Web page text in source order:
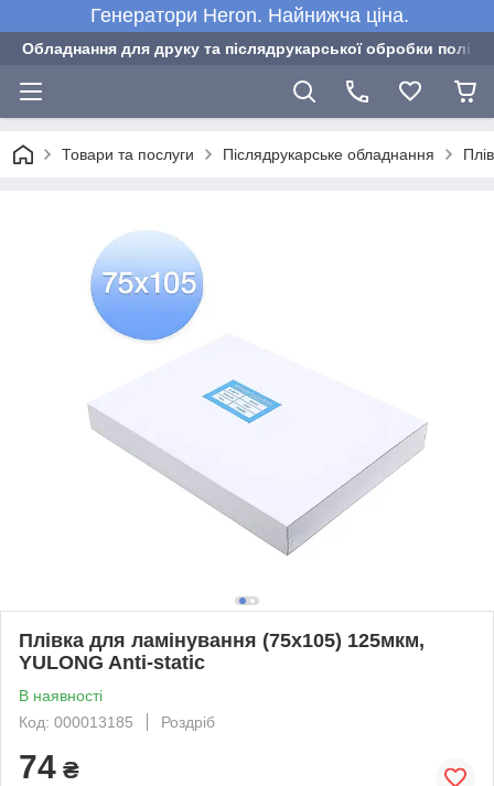
Генератори Heron. Найнижча ціна.
Обладнання для друку та післядрукарської обробки
Товари та послуги Післядрукарське обладнання
Плівка для ламінування (75x105) 125мкм,
YULONG Anti-static
В наявності
Код: 000013185
Роздріб
74 ₴